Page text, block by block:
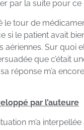
par la suite pour ce
tour de
si le patient avait
Sur quoi
que c’était
réponse m’a
par l’auteure
m’a